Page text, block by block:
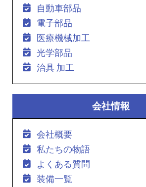
自動車部品
電子部品
医療機械加工
光学部品
治具 加工
会社情報
会社概要
私たちの物語
よくある質問
装備一覧